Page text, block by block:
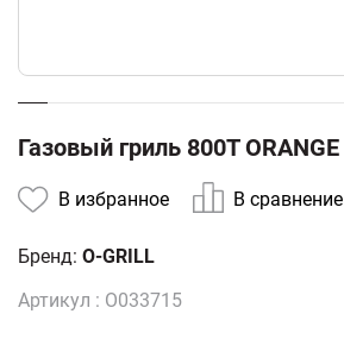
Газовый гриль 800Т ORANGE
В избранное В сравнение
Бренд: O-GRILL
Артикул : О033715